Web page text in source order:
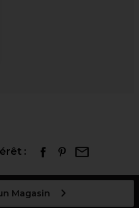
:
Magasin